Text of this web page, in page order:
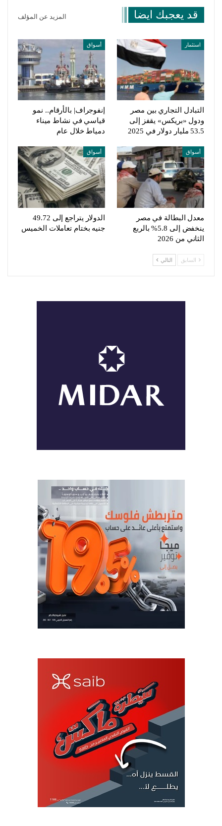
قد يعجبك ايضا المزيد عن المؤلف
استثمار
التبادل التجاري بين مصر
ودول «بريكس» يقفز إلى
53.5 مليار دولار في 2025
أسواق
إنفوجراف| بالأرقام.. نمو
قياسي في نشاط ميناء
دمياط خلال عام
أسواق
معدل البطالة في مصر
ينخفض إلى 5.8% بالربع
الثاني من 2026
أسواق
الدولار يتراجع إلى 49.72
جنيه بختام تعاملات الخميس
السابق التالي